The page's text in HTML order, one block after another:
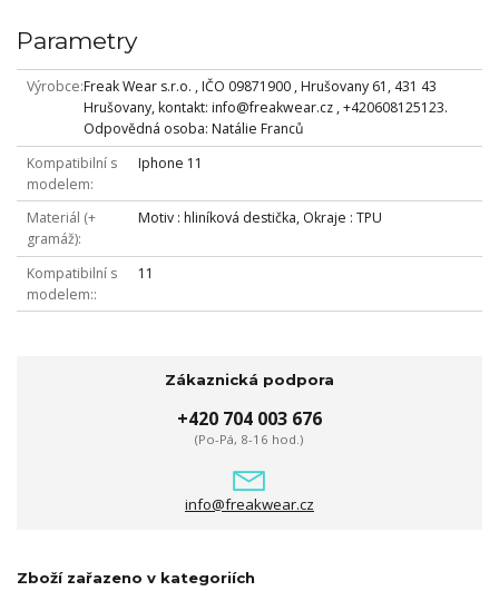
Parametry
Výrobce Freak Wear s.r.o. , IČO 09871900 , Hrušovany 61, 431 43
Hrušovany, kontakt: info@freakwear.cz , +420608125123.
Odpovědná osoba: Natálie Franců
Kompatibilní s
modelem
Iphone 11
Materiál (+
gramáž)
Motiv : hliníková destička, Okraje : TPU
Kompatibilní s
modelem:
11
Zákaznická podpora
+420 704 003 676
(Po-Pá, 8-16 hod.)
info@freakwear.cz
Zboží zařazeno v kategoriích